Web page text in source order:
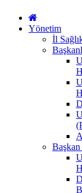
Yönetim
İl
Başkan